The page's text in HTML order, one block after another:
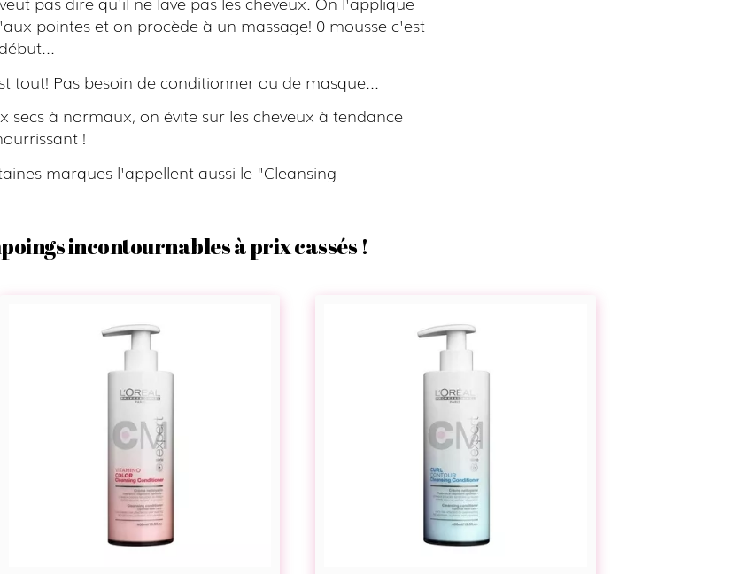
pointes et on procède à un massage! 0 mousse c'est
tout! Pas besoin de conditionner ou de masque...
secs à normaux, on évite sur les cheveux à tendance
!
marques l'appellent aussi le "Cleansing
incontournables à prix cassés !
Conditioner
Vitamino
Color
A-
OX
de
L'Oréal
Professionnel
Conditioner
Curl
Contour
de
L'Oréal
Professionnel